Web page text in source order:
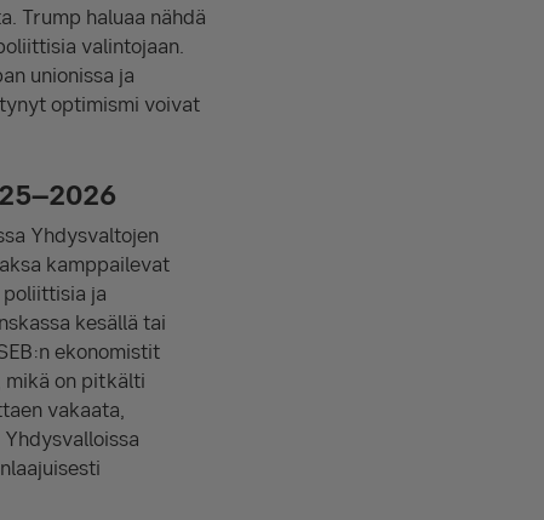
Trump haluaa nähdä
valintojaan.
unionissa ja
optimismi voivat
Yhdysvaltojen
kamppailevat
ja
kesällä tai
ekonomistit
on pitkälti
vakaata,